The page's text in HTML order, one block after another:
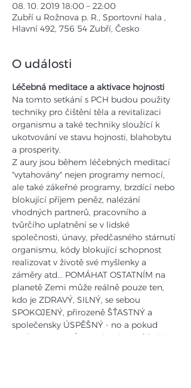
08. 10. 2019 18:00 – 22:00
Zubří u Rožnova p. R., Sportovní hala ,
Hlavní 492, 756 54 Zubří, Česko
O události
Léčebná meditace a aktivace hojnosti
Na tomto setkání s PCH budou použity
techniky pro čištění těla a revitalizaci
organismu a také techniky sloužící k
ukotvování ve stavu hojnosti, blahobytu
a prosperity.
Z aury jsou během léčebných meditací
"vytahovány" nejen programy nemocí,
ale také zákeřné programy, brzdící nebo
blokující příjem peněz, nalézání
vhodných partnerů, pracovního a
tvůrčího uplatnění se v lidské
společnosti, únavy, předčasného stárnutí
organismu, kódy blokující schopnost
realizovat v životě své myšlenky a
záměry atd... POMÁHAT OSTATNÍM na
planetě Zemi může reálně pouze ten,
kdo je ZDRAVÝ, SILNÝ, se sebou
SPOKOJENÝ, přirozeně ŠŤASTNÝ a
společensky ÚSPĚŠNÝ - no a pokud
možno BOHATÝ... A takovým může být